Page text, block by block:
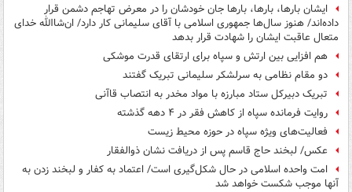
ایشان بارها، بارها، بارها جان خودشان را در معرض تهاجم دشمن قرار
داده‌اند/ هنوز سال‌ها جمهوری اسلامی با آقای سلیمانی کار دارد/ ان‌شاالله خدای
متعال عاقبت ایشان را شهادت قرار بدهد
هم افزایی بین ارتش و سپاه برای ارتقای قدرت موشکی
دو مقام نظامی به سرلشکر سلیمانی تبریک گفتند
تبریک دبیرکل ستاد مبارزه با مواد مخدر به انتصاب قاآنی
روایت فرمانده سپاه از کاهش فقر در ۴ دهه گذشته
فعالیت‌های ویژه سپاه در حوزه محیط زیست
عکس/ لبخند حاج قاسم پس از دریافت نشان ذوالفقار
امت واحده اسلامی در حال شکل‌گیری است/ اعتماد به کفار و لبخند زدن به
آنها موجب شکست خواهد شد